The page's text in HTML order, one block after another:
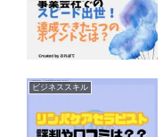
ビジネススキル